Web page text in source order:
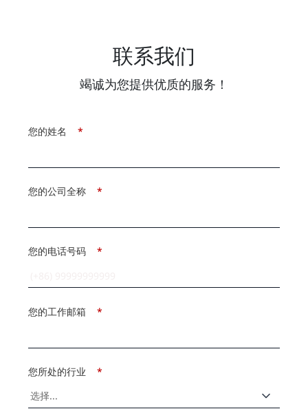
联系我们
竭诚为您提供优质的服务！
*
您的姓名
*
您的公司全称
*
您的电话号码
*
您的工作邮箱
*
您所处的行业